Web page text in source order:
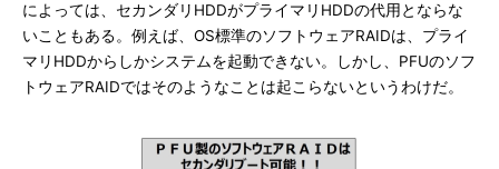
によっては、セカンダリHDDがプライマリHDDの代用とならな
いこともある。例えば、OS標準のソフトウェアRAIDは、プライ
マリHDDからしかシステムを起動できない。しかし、PFUのソフ
トウェアRAIDではそのようなことは起こらないというわけだ。